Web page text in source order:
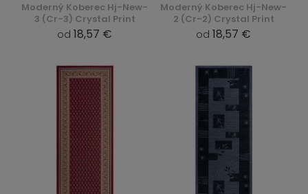
Moderný Koberec Hj-New-
3 (Cr-3) Crystal Print
od 18,57 €
Moderný Koberec Hj-New-
2 (Cr-2) Crystal Print
od 18,57 €